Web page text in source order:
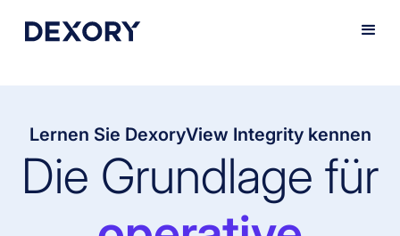
Lernen Sie DexoryView Integrity kennen
Die Grundlage für